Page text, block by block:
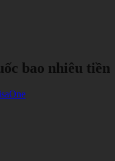
bao nhiêu tiền